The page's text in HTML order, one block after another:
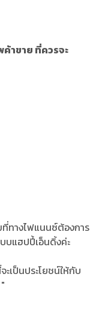
าขาย ที่ควรจะ
ทางไฟแนนซ์ต้องการ
บแฮปปี้เอ็นดิ้งค่ะ
เป็นประโยชน์ให้กับ